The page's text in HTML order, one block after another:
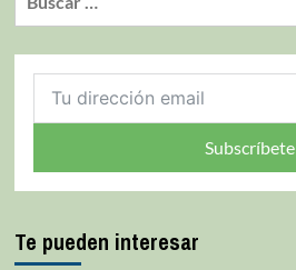
Subscríbete
Te pueden interesar